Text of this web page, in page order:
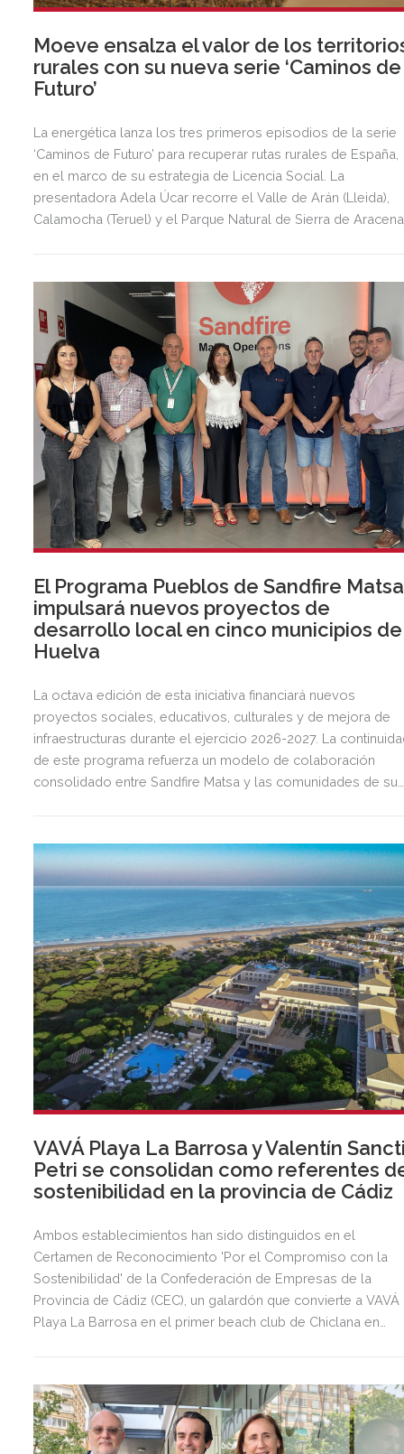
Moeve ensalza el valor de los
rurales con su nueva serie ‘Caminos de
Futuro’
La energética lanza los tres primeros episodios de la serie
‘Caminos de Futuro’ para recuperar rutas rurales de España,
en el marco de su estrategia de Licencia Social. La
presentadora Adela Úcar recorre el Valle de Arán (Lleida),
Calamocha (Teruel) y el Parque Natural de Sierra de Aracena
El Programa Pueblos de Sandfire Matsa
impulsará nuevos proyectos de
desarrollo local en cinco municipios de
Huelva
La octava edición de esta iniciativa financiará nuevos
proyectos sociales, educativos, culturales y de mejora de
infraestructuras durante el ejercicio 2026-2027. La
de este programa refuerza un modelo de colaboración
consolidado entre Sandfire Matsa y las comunidades de su
VAVÁ Playa La Barrosa y Valentín
Petri se consolidan como referentes
sostenibilidad en la provincia de Cádiz
Ambos establecimientos han sido distinguidos en el
Certamen de Reconocimiento 'Por el Compromiso con la
Sostenibilidad' de la Confederación de Empresas de la
Provincia de Cádiz (CEC), un galardón que convierte a VAVÁ
Playa La Barrosa en el primer beach club de Chiclana en